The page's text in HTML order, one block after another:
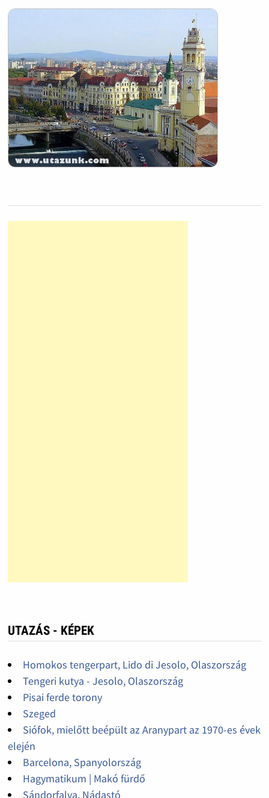
UTAZÁS - KÉPEK
Homokos tengerpart, Lido di Jesolo, Olaszország
Tengeri kutya - Jesolo, Olaszország
Pisai ferde torony
Szeged
Siófok, mielőtt beépült az Aranypart az 1970-es évek
elején
Barcelona, Spanyolország
Hagymatikum | Makó fürdő
Sándorfalva, Nádastó